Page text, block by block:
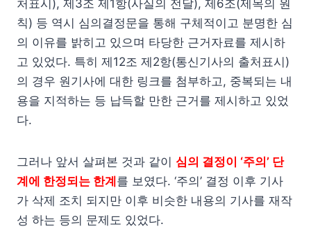
처표시), 제3조 제1항(사실의 전달), 제6조(제목의 원
칙) 등 역시 심의결정문을 통해 구체적이고 분명한 심
의 이유를 밝히고 있으며 타당한 근거자료를 제시하
고 있었다. 특히 제12조 제2항(통신기사의 출처표시)
의 경우 원기사에 대한 링크를 첨부하고, 중복되는 내
용을 지적하는 등 납득할 만한 근거를 제시하고 있었
다.
그러나 앞서 살펴본 것과 같이 심의 결정이 ‘주의’ 단
계에 한정되는 한계를 보였다. ‘주의’ 결정 이후 기사
가 삭제 조치 되지만 이후 비슷한 내용의 기사를 재작
성 하는 등의 문제도 있었다.